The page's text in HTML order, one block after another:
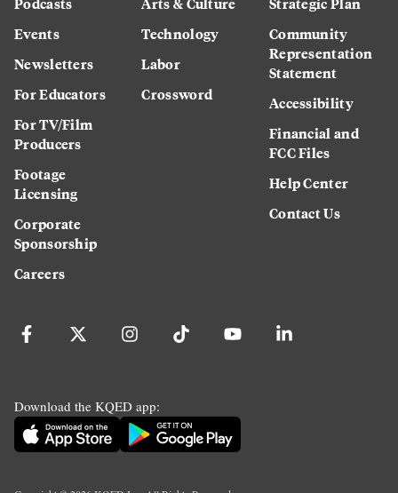
Events
Newsletters
For Educators
For TV/Film
Producers
Footage
Licensing
Corporate
Sponsorship
Careers
Technology
Labor
Crossword
Community
Representation
Statement
Accessibility
Financial and
FCC Files
Help Center
Contact Us
Download the KQED app: